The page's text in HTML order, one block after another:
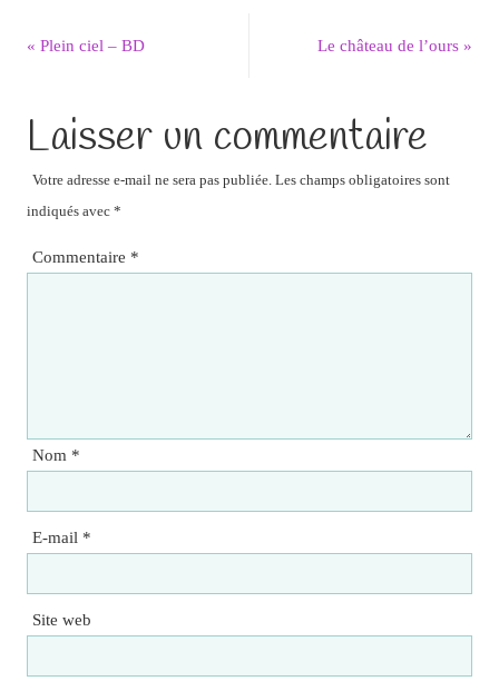
« Plein ciel – BD Le château de l’ours»
Laisser un commentaire
Votre adresse e-mail ne sera pas publiée. Les champs obligatoires sont
indiqués avec *
Commentaire *
Nom *
E-mail *
Site web